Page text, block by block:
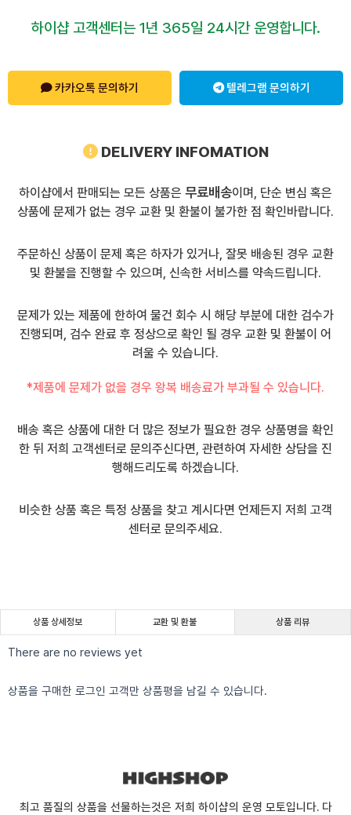
하이샵 고객센터는 1년 365일 24시간 운영합니다.
카카오톡 문의하기 텔레그램 문의하기
DELIVERY INFOMATION
하이샵에서 판매되는 모든 상품은 무료배송이며, 단순 변심 혹은
상품에 문제가 없는 경우 교환 및 환불이 불가한 점 확인바랍니다.
주문하신 상품이 문제 혹은 하자가 있거나, 잘못 배송된 경우 교환
및 환불을 진행할 수 있으며, 신속한 서비스를 약속드립니다.
문제가 있는 제품에 한하여 물건 회수 시 해당 부분에 대한 검수가
진행되며, 검수 완료 후 정상으로 확인 될 경우 교환 및 환불이 어
려울 수 있습니다.
*제품에 문제가 없을 경우 왕복 배송료가 부과될 수 있습니다.
배송 혹은 상품에 대한 더 많은 정보가 필요한 경우 상품명을 확인
한 뒤 저희 고객센터로 문의주신다면, 관련하여 자세한 상담을 진
행해드리도록 하겠습니다.
비슷한 상품 혹은 특정 상품을 찾고 계시다면 언제든지 저희 고객
센터로 문의주세요.
상품 상세정보 교환 및 환불 상품 리뷰
There are no reviews yet
상품을 구매한 로그인 고객만 상품평을 남길 수 있습니다.
최고 품질의 상품을 선물하는것은 저희 하이샵의 운영 모토입니다. 다